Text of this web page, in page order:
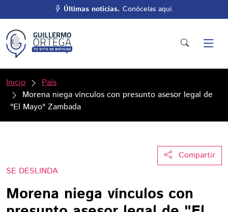
Últimas noticias. Conócelas aquí.
Inicio
País
Morena niega vínculos con presunto asesor legal de
"El Mayo" Zambada
Compartir
SE DESLINDA
Morena niega vínculos con